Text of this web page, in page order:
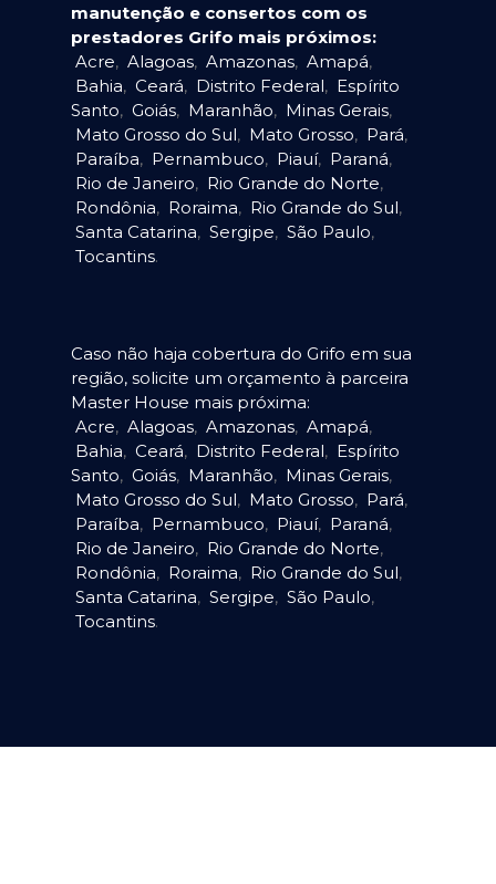
manutenção e consertos com os
prestadores Grifo mais próximos:
Acre, Alagoas, Amazonas, Amapá,
Bahia, Ceará, Distrito Federal, Espírito
Santo, Goiás, Maranhão, Minas Gerais,
Mato Grosso do Sul, Mato Grosso, Pará,
Paraíba, Pernambuco, Piauí, Paraná,
Rio de Janeiro, Rio Grande do Norte,
Rondônia, Roraima, Rio Grande do Sul,
Santa Catarina, Sergipe, São Paulo,
Tocantins.
Caso não haja cobertura do Grifo em sua
região, solicite um orçamento à parceira
Master House mais próxima:
Acre, Alagoas, Amazonas, Amapá,
Bahia, Ceará, Distrito Federal, Espírito
Santo, Goiás, Maranhão, Minas Gerais,
Mato Grosso do Sul, Mato Grosso, Pará,
Paraíba, Pernambuco, Piauí, Paraná,
Rio de Janeiro, Rio Grande do Norte,
Rondônia, Roraima, Rio Grande do Sul,
Santa Catarina, Sergipe, São Paulo,
Tocantins.